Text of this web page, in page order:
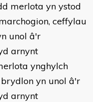
merlota yn ystod
ceffylau
unol â'r
arnynt
ynghylch
yn unol â'r
arnynt